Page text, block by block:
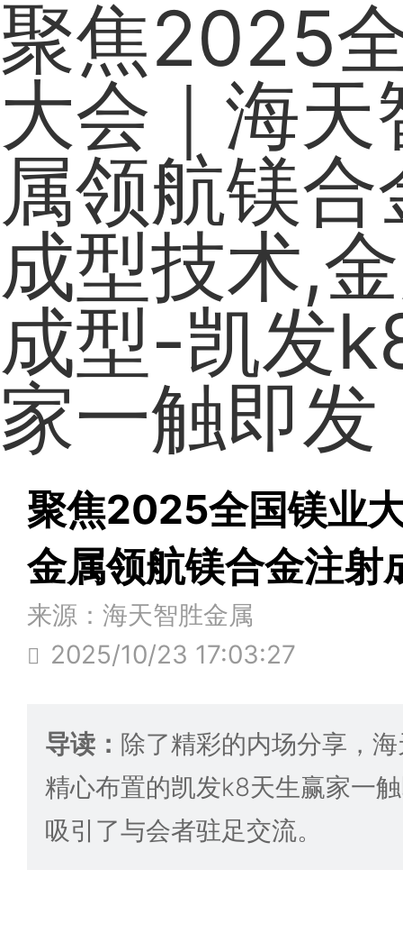
聚焦2025
大会｜海天
属领航镁
成型技术,
成型-凯发
家一触即发
聚焦2025全国镁业
金属领航镁合金注射
来源：海天智胜金属
2025/10/23 17:03:27
导读： 除了精彩的内场分享，
精心布置的凯发k8天生赢家一
吸引了与会者驻足交流。